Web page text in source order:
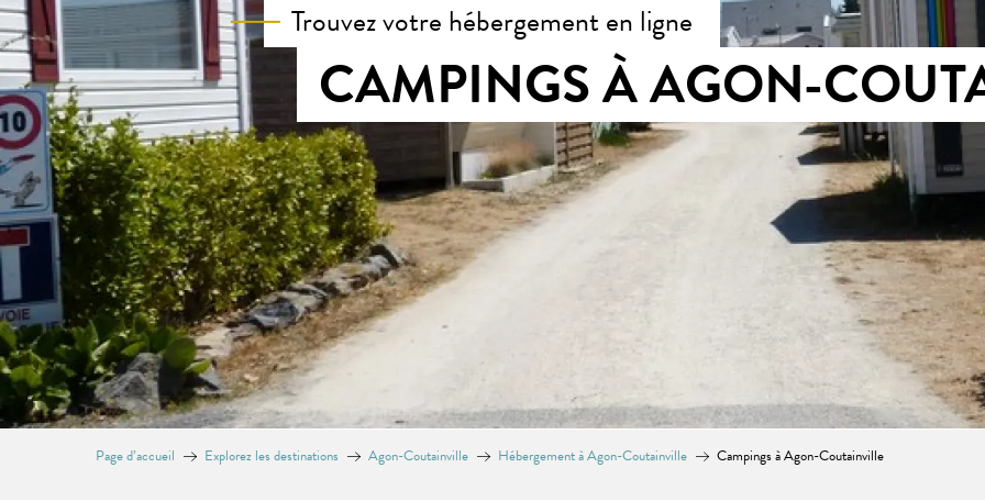
Trouvez votre hébergement en ligne
CAMPINGS À AGON-
Page d’accueil Explorez les destinations Agon-Coutainville Hébergement à Agon-Coutainville Campings à Agon-Coutainville